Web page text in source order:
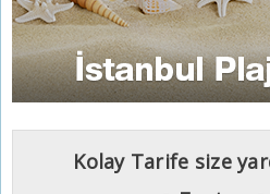
Kolay Tarife size